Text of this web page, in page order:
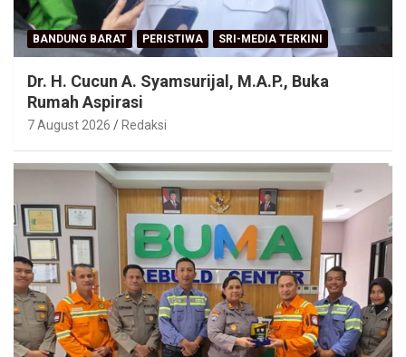
BANDUNG BARAT PERISTIWA SRI-MEDIA TERKINI
Dr. H. Cucun A. Syamsurijal, M.A.P., Buka
Rumah Aspirasi
7 August 2026 Redaksi